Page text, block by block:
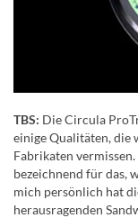
TBS: Die Circula
einige Qualitäten, die
Fabrikaten
bezeichnend für das,
mich persönlich hat
herausragenden